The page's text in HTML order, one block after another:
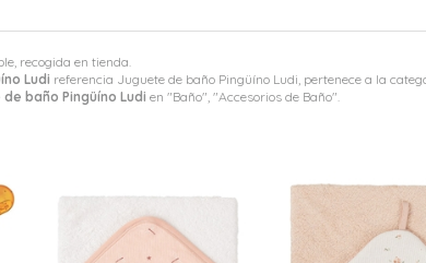
recogida en tienda.
Ludi referencia Juguete de baño Pingüíno Ludi, pertenece a la
baño Pingüíno Ludi en "Baño", "Accesorios de Baño".